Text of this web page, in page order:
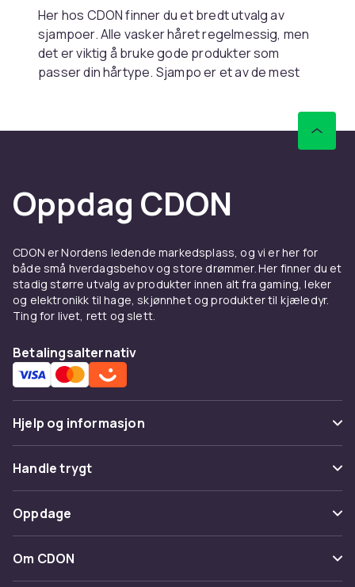
Her hos CDON finner du et bredt utvalg av
sjampoer. Alle vasker håret regelmessig, men
det er viktig å bruke gode produkter som
passer din hårtype. Sjampo er et av de mest
utseende. Det masseres inn i fuktig hår til det
Sjampo fra kjente merker
Warg, Olaplex, Maria Nila, Redken og Keraste,
samt nye, spennende merker og produkter.
Med flere tusen hårpleieprodukter er du
garantert å finne noe som passer deg. Hvilken
sjampo som er best for deg, avhenger av
hvilken hårtype du har. Det finnes forskjellige
typer produkter for forskjellige hårtyper, for
eksempel krøllete, fet, tørt eller farget hår. Her
hos CDON finnes det noe for alle hårtyper,
hårproblemer og preferanser. Du finner blant
og flass.
Finn riktig spesialsjampo
Trenger håret noe ekstra? Utforsk våre
flassjampoer
sølvsjampoersom nøytraliserer gule toner i
Oppdag CDON
CDON er Nordens ledende markedsplass, og vi er her for
både små hverdagsbehov og store drømmer. Her finner du et
stadig større utvalg av produkter innen alt fra gaming, leker
og elektronikk til hage, skjønnhet og produkter til kjæledyr.
Ting for livet, rett og slett.
Betalingsalternativ
Hjelp og informasjon
Vanlige spørsmål
Spor pakke
Angre & returner her
Kontakt oss
Handle trygt
Betaling
Levering
Oppdage
Kategorier
Om CDON